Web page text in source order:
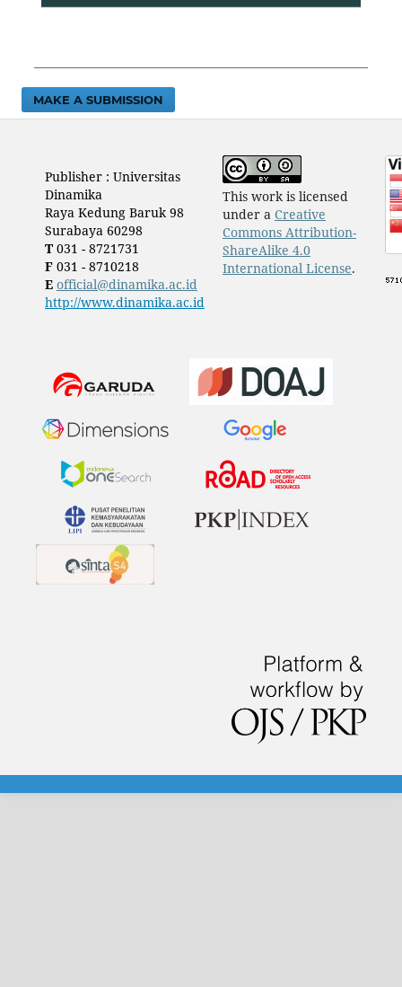
MAKE A SUBMISSION
Publisher : Universitas
Dinamika
Raya Kedung Baruk 98
Surabaya 60298
T031 - 8721731
F031 - 8710218
E official@dinamika.ac.id
http://www.dinamika.ac.id
This work is licensed
under a Creative
Commons Attribution-
ShareAlike 4.0
International License.